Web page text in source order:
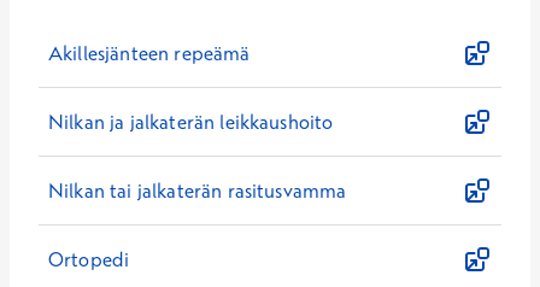
Akillesjänteen repeämä
Nilkan ja jalkaterän leikkaushoito
Nilkan tai jalkaterän rasitusvamma
Ortopedi